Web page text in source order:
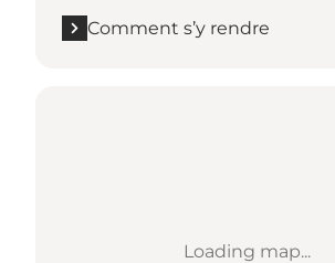
Comment s’y rendre
Loading map...